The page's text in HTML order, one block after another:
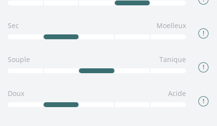
Sec Moelleux
Souple Tanique
Doux Acide